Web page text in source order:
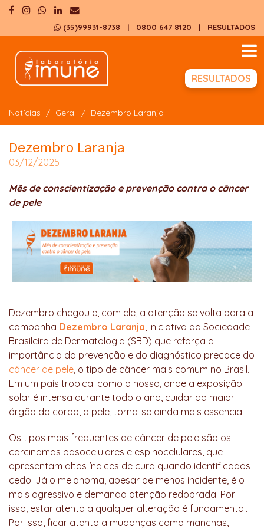
(35)99931-8738 | 0800 647 8120 | RESULTADOS
RESULTADOS
Notícias Geral Dezembro Laranja
Dezembro Laranja
03/12/2025
Mês de conscientização e prevenção contra o câncer
de pele
Dezembro chegou e, com ele, a atenção se volta para a
campanha Dezembro Laranja , iniciativa da Sociedade
Brasileira de Dermatologia (SBD) que reforça a
importância da prevenção e do diagnóstico precoce do
câncer de pele , o tipo de câncer mais comum no Brasil.
Em um país tropical como o nosso, onde a exposição
solar é intensa durante todo o ano, cuidar do maior
órgão do corpo, a pele, torna-se ainda mais essencial.
Os tipos mais frequentes de câncer de pele são os
carcinomas basocelulares e espinocelulares, que
apresentam altos índices de cura quando identificados
cedo. Já o melanoma, apesar de menos incidente, é o
mais agressivo e demanda atenção redobrada. Por
isso, estar atento a qualquer alteração é fundamental.
Por isso, ficar atento a mudanças como manchas,